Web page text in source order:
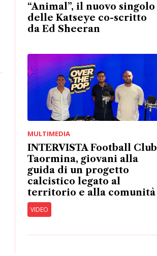
“Animal”, il nuovo singolo
delle Katseye co-scritto
da Ed Sheeran
MULTIMEDIA
INTERVISTA Football Club
Taormina, giovani alla
guida di un progetto
calcistico legato al
territorio e alla comunità
VIDEO